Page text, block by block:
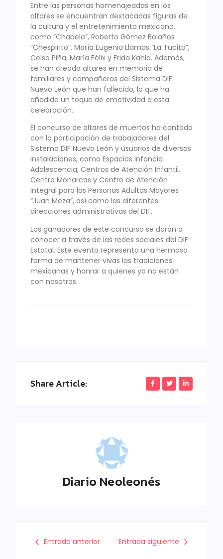
Entre las personas homenajeadas en los
altares se encuentran destacadas figuras de
la cultura y el entretenimiento mexicano,
como “Chabelo”, Roberto Gómez Bolaños
“Chespirito”, María Eugenia Llamas “La Tucita”,
Celso Piña, María Félix y Frida Kahlo. Además,
se han creado altares en memoria de
familiares y compañeros del Sistema DIF
Nuevo León que han fallecido, lo que ha
añadido un toque de emotividad a esta
celebración.
El concurso de altares de muertos ha contado
con la participación de trabajadores del
Sistema DIF Nuevo León y usuarios de diversas
instalaciones, como Espacios Infancia
Adolescencia, Centros de Atención Infantil,
Centro Monarcas y Centro de Atención
Integral para las Personas Adultas Mayores
“Juan Meza”, así como las diferentes
direcciones administrativas del DIF.
Los ganadores de este concurso se darán a
conocer a través de las redes sociales del DIF
Estatal. Este evento representa una hermosa
forma de mantener vivas las tradiciones
mexicanas y honrar a quienes ya no están
con nosotros.
Share Article:
Diario Neoleonés
Entrada anterior Entrada siguiente